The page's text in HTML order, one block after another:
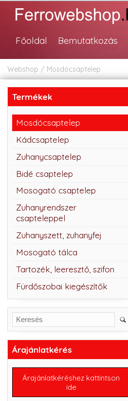
Főoldal Bemutatkozás
Webshop Mosdócsaptelep
Termékek
Mosdócsaptelep
Kádcsaptelep
Zuhanycsaptelep
Bidé csaptelep
Mosogató csaptelep
Zuhanyrendszer
csapteleppel
Zuhanyszett, zuhanyfej
Mosogató tálca
Tartozék, leeresztő, szifon
Fürdőszobai kiegészítők
Árajánlatkérés
Árajánlatkéréshez kattintson
ide